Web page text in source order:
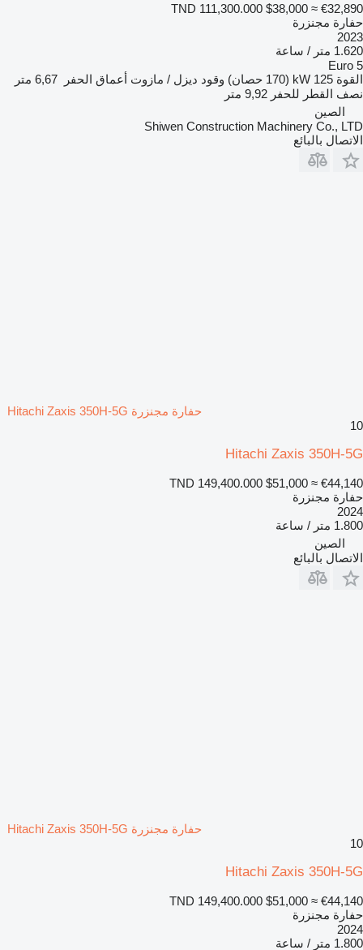
TND 111,300.000 $38,000 ≈ €32,890
حفارة مجنزرة
2023
1.620 متر / ساعة
Euro 5
القوة 125 kW (170 حصان) وقود ديزل / مازوت أعماق الحفر
6,67 متر
نصف القطر للحفر 9,92 متر
الصين
Shiwen Construction Machinery Co., LTD
الاتصال بالبائع
حفارة مجنزرة Hitachi Zaxis 350H-5G
10
Hitachi Zaxis 350H-5G
TND 149,400.000 $51,000 ≈ €44,140
حفارة مجنزرة
2024
1.800 متر / ساعة
الصين
الاتصال بالبائع
حفارة مجنزرة Hitachi Zaxis 350H-5G
10
Hitachi Zaxis 350H-5G
TND 149,400.000 $51,000 ≈ €44,140
حفارة مجنزرة
2024
1.800 متر / ساعة